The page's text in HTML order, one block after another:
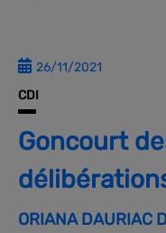
26/11/2021
CDI
Goncourt
ORIANA DAURIAC